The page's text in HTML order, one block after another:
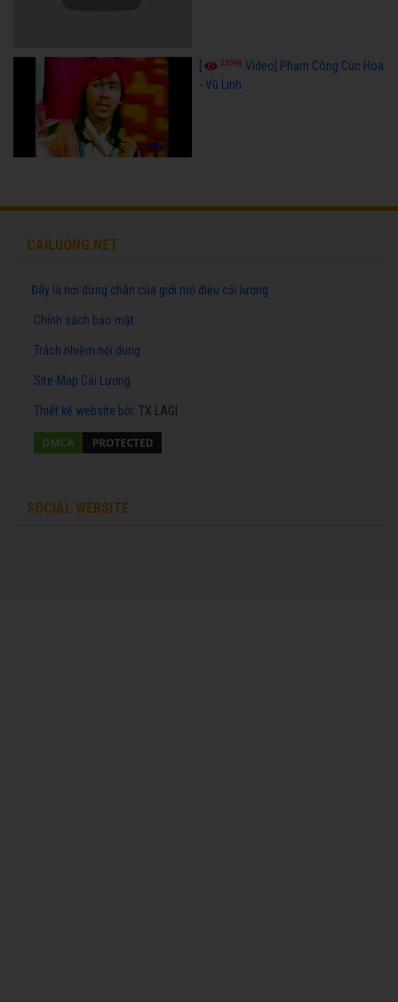
23598 Video] Phạm Công Cúc Hoa
- Vũ Linh
CAILUONG.NET
Đây là nơi dừng chân của giới mộ điệu cải lương
Chính sách bảo mật
Trách nhiệm nội dung
Site-Map Cải Lương
Thiết kế website bởi: TX LAGI
SOCIAL WEBSITE